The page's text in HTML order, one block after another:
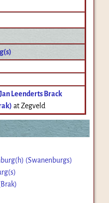
Jan Leenderts Brack
at Zegveld
(Swanenburgs)